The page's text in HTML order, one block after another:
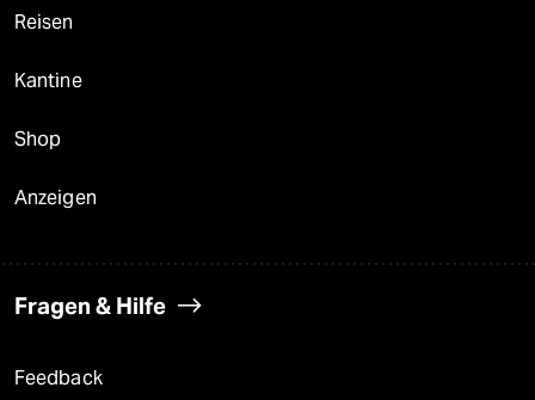
Reisen
Kantine
Shop
Anzeigen
Fragen & Hilfe
Feedback